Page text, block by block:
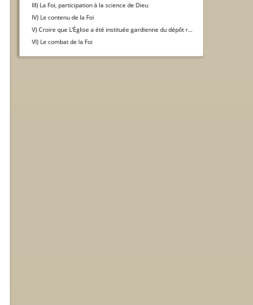
III) La Foi, participation à la science de Dieu
IV) Le contenu de la Foi
V) Croire que L’Église a été instituée gardienne du dépôt révélé
VI) Le combat de la Foi